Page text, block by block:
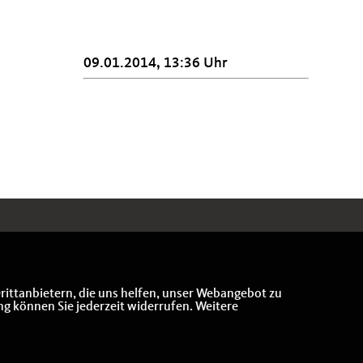
09.01.2014, 13:36 Uhr
die uns helfen, unser Webangebot zu
können Sie jederzeit widerrufen. Weitere